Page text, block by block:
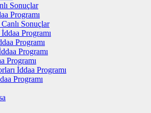
Sonuçlar
Programı
Sonuçlar
Programı
Programı
Programı
Programı
İddaa Programı
Programı